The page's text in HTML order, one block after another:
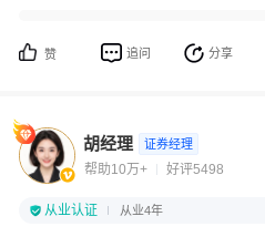
赞 追问 分享
胡经理 证券经理
帮助10万+ 好评5498
从业认证 从业4年